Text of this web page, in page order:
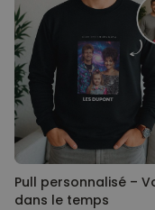
Pull personnalisé –
dans le temps